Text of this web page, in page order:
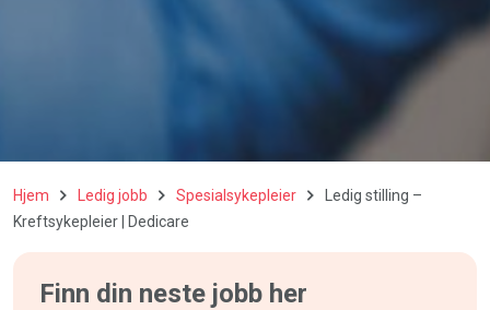
Hjem Ledig jobb Spesialsykepleier
Ledig stilling –
Kreftsykepleier | Dedicare
Finn din neste jobb her